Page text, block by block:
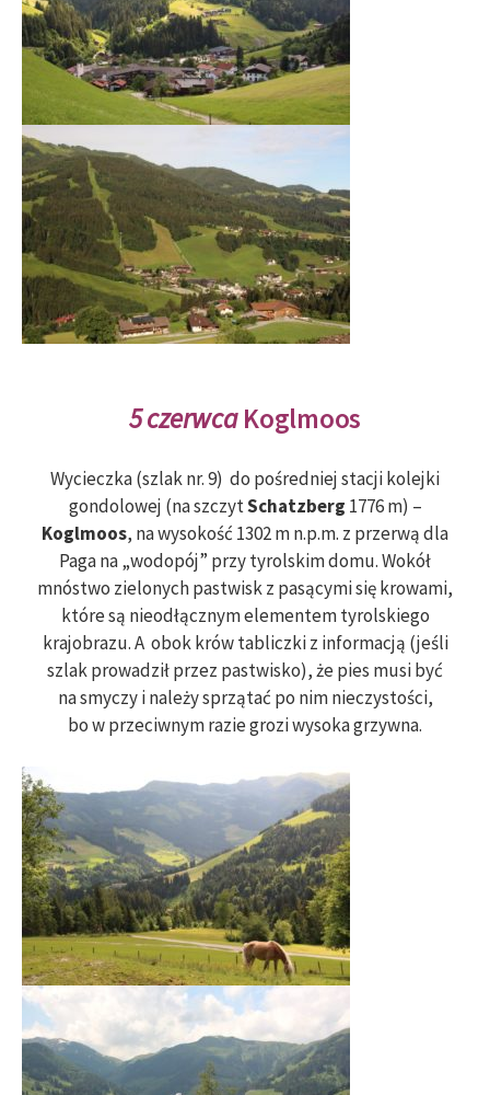
5 czerwcaKoglmoos
Wycieczka (szlak nr. 9) do pośredniej stacji kolejki
gondolowej (na szczytSchatzberg 1776 m) –
Koglmoos, na wysokość 1302 m n.p.m. z przerwą dla
Paga na „wodopój” przy tyrolskim domu. Wokół
mnóstwo zielonych pastwisk z pasącymi się krowami,
które są nieodłącznym elementem tyrolskiego
krajobrazu. A obok krów tabliczki z informacją (jeśli
szlak prowadził przez pastwisko), że pies musi być
na smyczy i należy sprzątać po nim nieczystości,
bo w przeciwnym razie grozi wysoka grzywna.